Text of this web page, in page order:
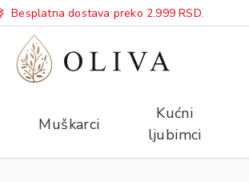
Besplatna dostava preko 2.999 RSD.
Muškarci
Kućni
ljubimci